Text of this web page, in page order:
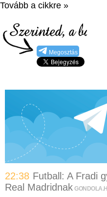
Tovább a cikkre »
Megosztás
22:38 Futball: A Fradi
Real Madridnak